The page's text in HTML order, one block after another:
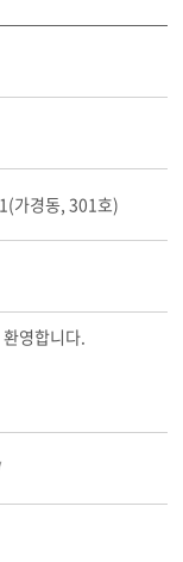
가경동, 301호)
영합니다.